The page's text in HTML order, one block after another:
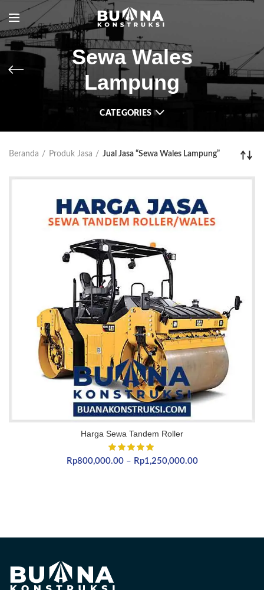
Sewa Wales
Lampung
CATEGORIES
Beranda Produk Jasa Jual Jasa “Sewa Wales Lampung”
Harga Sewa Tandem Roller
Rp800,000.00 – Rp1,250,000.00Rentang